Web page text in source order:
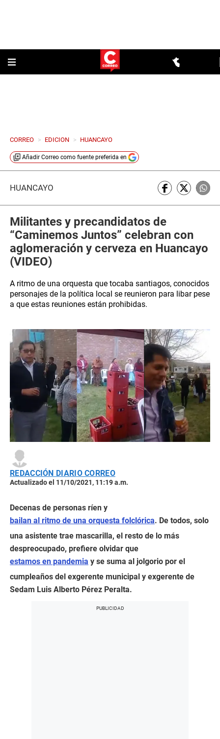
CORREO > EDICION > HUANCAYO
Añadir Correo como fuente preferida en
HUANCAYO
Militantes y precandidatos de
“Caminemos Juntos” celebran con
aglomeración y cerveza en Huancayo
(VIDEO)
A ritmo de una orquesta que tocaba santiagos, conocidos
personajes de la política local se reunieron para libar pese
a que estas reuniones están prohibidas.
REDACCIÓN DIARIO CORREO
Actualizado el 11/10/2021, 11:19 a.m.
Decenas de personas ríen y
bailan al ritmo de una orquesta folclórica. De todos, solo
una asistente trae mascarilla, el resto de lo más
despreocupado, prefiere olvidar que
estamos en pandemia y se suma al jolgorio por el
cumpleaños del exgerente municipal y exgerente de
Sedam Luis Alberto Pérez Peralta.